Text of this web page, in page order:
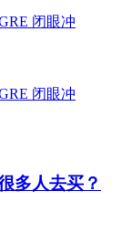
多人去买？